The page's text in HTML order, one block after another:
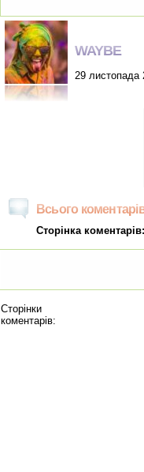
WAYBE
29 листопада
Всього
Сторінка
Сторінки
коментарів: